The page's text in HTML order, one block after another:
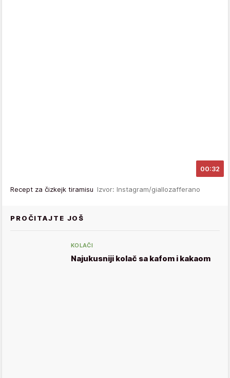
00:32
Recept za čizkejk tiramisu Izvor: Instagram/giallozafferano
PROČITAJTE JOŠ
KOLAČI
Najukusniji kolač sa kafom i kakaom